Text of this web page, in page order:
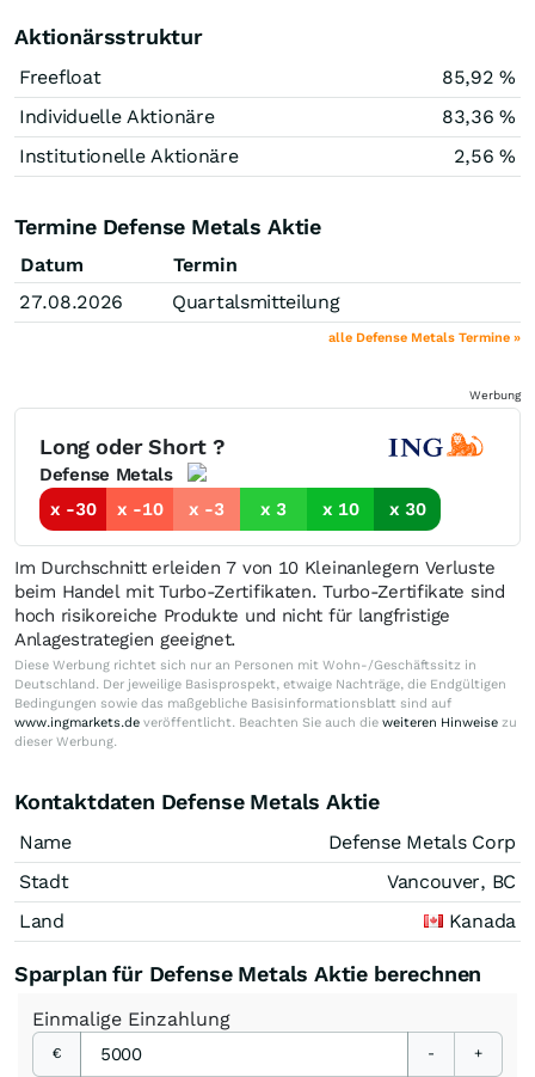
Aktionärsstruktur
Freefloat
85,92 %
Individuelle Aktionäre
83,36 %
Institutionelle Aktionäre
2,56 %
Termine Defense Metals Aktie
Datum
Termin
27.08.2026
Quartalsmitteilung
alle Defense Metals Termine »
Werbung
Long oder Short ?
Defense Metals
x -30
x -10 x -3 x 3 x 10 x 30
Im Durchschnitt erleiden 7 von 10 Kleinanlegern Verluste
beim Handel mit Turbo-Zertifikaten. Turbo-Zertifikate sind
hoch risikoreiche Produkte und nicht für langfristige
Anlagestrategien geeignet.
Diese Werbung richtet sich nur an Personen mit Wohn-/Geschäftssitz in
Deutschland. Der jeweilige Basisprospekt, etwaige Nachträge, die Endgültigen
Bedingungen sowie das maßgebliche Basisinformationsblatt sind auf
www.ingmarkets.de veröffentlicht. Beachten Sie auch die weiteren Hinweise zu
dieser Werbung.
Kontaktdaten Defense Metals Aktie
Name
Defense Metals Corp
Stadt
Vancouver, BC
Land
Kanada
Sparplan für Defense Metals Aktie berechnen
Einmalige Einzahlung
€ - +